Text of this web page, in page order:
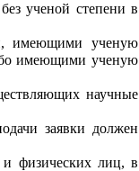
ученой степени в
имеющими ученую
имеющими ученую
научные
заявки должен
и физических лиц, в